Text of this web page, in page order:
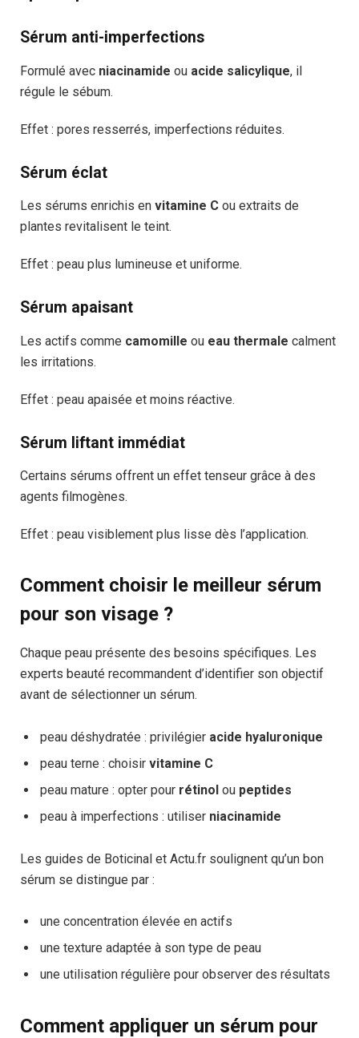
Sérum anti-imperfections
Formulé avec niacinamide ou acide salicylique, il
régule le sébum.
Effet : pores resserrés, imperfections réduites.
Sérum éclat
Les sérums enrichis en vitamine C ou extraits de
plantes revitalisent le teint.
Effet : peau plus lumineuse et uniforme.
Sérum apaisant
Les actifs comme camomille ou eau thermale calment
les irritations.
Effet : peau apaisée et moins réactive.
Sérum liftant immédiat
Certains sérums offrent un effet tenseur grâce à des
agents filmogènes.
Effet : peau visiblement plus lisse dès l’application.
Comment choisir le meilleur sérum
pour son visage ?
Chaque peau présente des besoins spécifiques. Les
experts beauté recommandent d’identifier son objectif
avant de sélectionner un sérum.
peau déshydratée : privilégier acide hyaluronique
peau terne : choisir vitamine C
peau mature : opter pour rétinol ou peptides
peau à imperfections : utiliser niacinamide
Les guides de Boticinal et Actu.fr soulignent qu’un bon
sérum se distingue par :
une concentration élevée en actifs
une texture adaptée à son type de peau
une utilisation régulière pour observer des résultats
Comment appliquer un sérum pour